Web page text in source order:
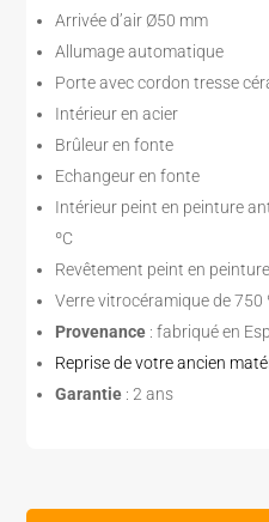
Arrivée d’air Ø50 mm
Allumage automatique
Porte avec cordon tresse
Intérieur en acier
Brûleur en fonte
Echangeur en fonte
Intérieur peint en peinture
ºC
Revêtement peint en
Verre vitrocéramique de 750
Provenance : fabriqué en
Reprise de votre ancien
Garantie : 2 ans